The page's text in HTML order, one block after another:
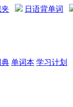
日语背单词
典 单词本 学习计划